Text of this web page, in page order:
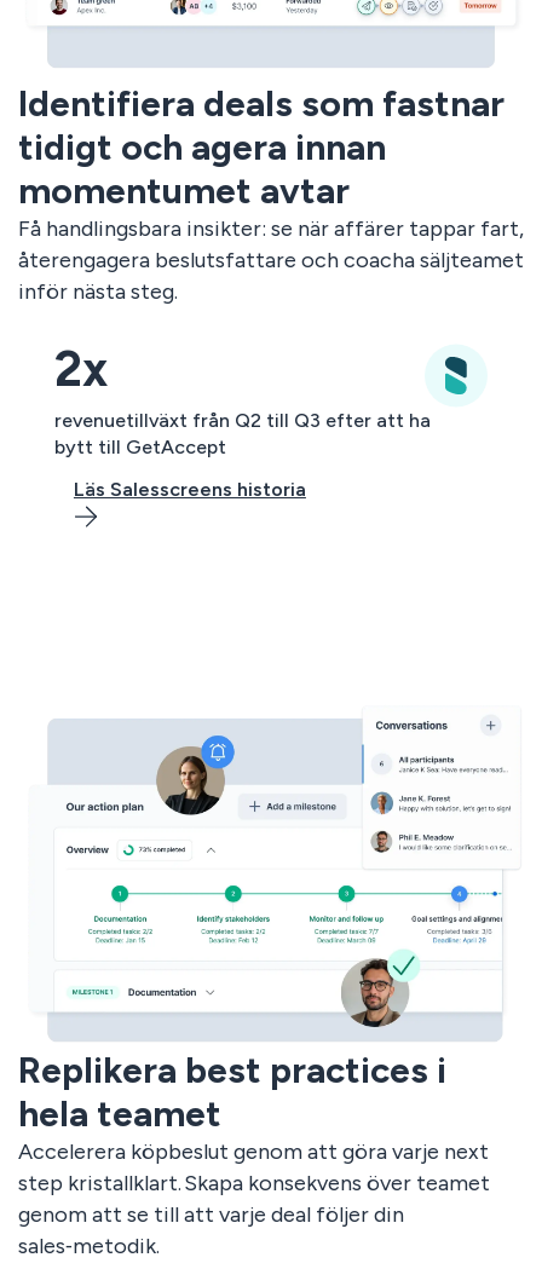
Identifiera deals som fastnar
tidigt och agera innan
momentumet avtar
Få handlingsbara insikter: se när affärer tappar fart,
återengagera beslutsfattare och coacha säljteamet
inför nästa steg.
2x
revenuetillväxt från Q2 till Q3 efter att ha
bytt till GetAccept
Läs Salesscreens historia
Replikera best practices i
hela teamet
Accelerera köpbeslut genom att göra varje next
step kristallklart. Skapa konsekvens över teamet
genom att se till att varje deal följer din
sales‑metodik.